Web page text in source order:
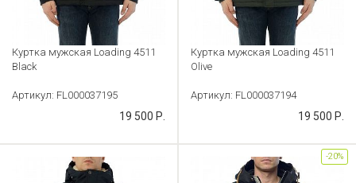
Куртка мужская Loading 4511
Black
Артикул: FL000037195
19 500 Р.
Куртка мужская Loading 4511
Olive
Артикул: FL000037194
19 500 Р.
-20%